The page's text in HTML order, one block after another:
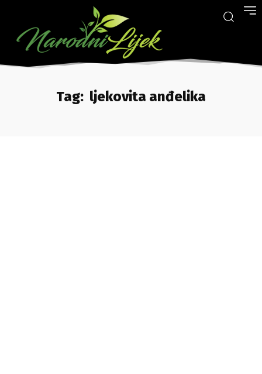
Tag: ljekovita anđelika